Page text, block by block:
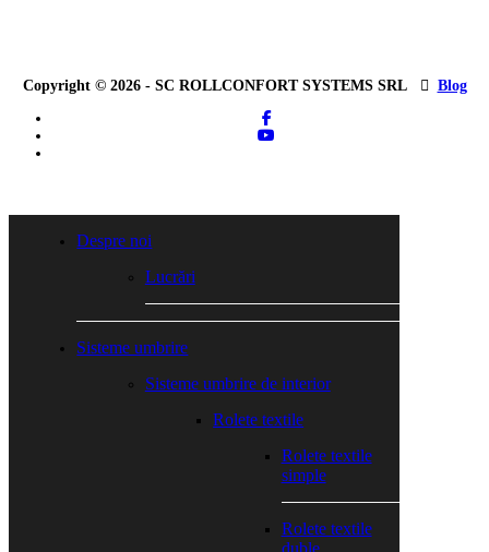
Copyright © 2026 - SC ROLLCONFORT SYSTEMS SRL
Blog
facebook
youtube
Despre noi
Lucrări
Sisteme umbrire
Sisteme umbrire de interior
Rolete textile
Rolete textile
simple
Rolete textile